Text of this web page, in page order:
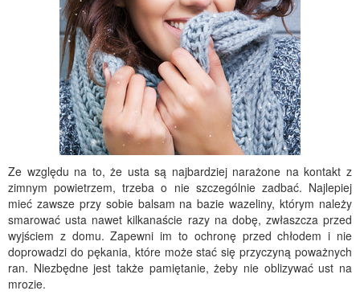
Ze względu na to, że usta są najbardziej narażone na kontakt z
zimnym powietrzem, trzeba o nie szczególnie zadbać. Najlepiej
mieć zawsze przy sobie balsam na bazie wazeliny, którym należy
smarować usta nawet kilkanaście razy na dobę, zwłaszcza przed
wyjściem z domu. Zapewni im to ochronę przed chłodem i nie
doprowadzi do pękania, które może stać się przyczyną poważnych
ran. Niezbędne jest także pamiętanie, żeby nie oblizywać ust na
mrozie.